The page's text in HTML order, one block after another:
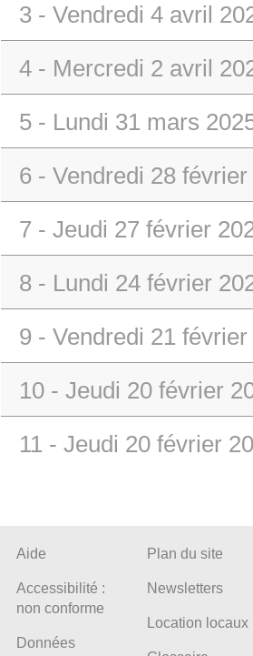
3 - Vendredi 4 avril
4 - Mercredi 2 avril
5 - Lundi 31 mars
6 - Vendredi 28
7 - Jeudi 27 février
8 - Lundi 24 février
9 - Vendredi 21
10 - Jeudi 20 février
11 - Jeudi 20 février
Aide
Accessibilité :
non conforme
Données
Plan du site
Newsletters
Location locaux